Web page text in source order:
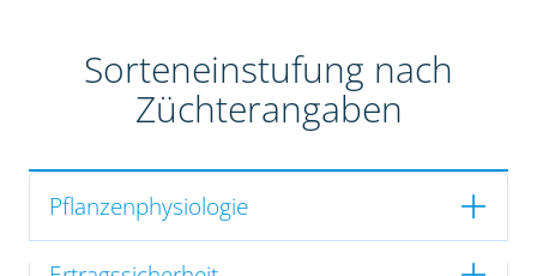
Sorteneinstufung nach
Züchterangaben
Pflanzenphysiologie